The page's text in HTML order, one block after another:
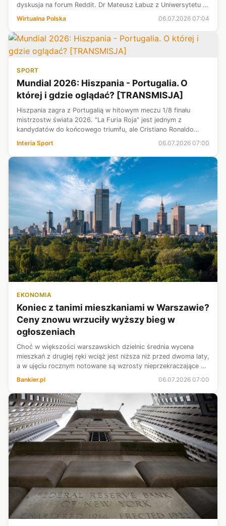
dyskusja na forum Reddit. Dr Mateusz Łabuz z Uniwersytetu w
Hamburgu ocenił, że modele językowe cytują wypowiedzi z
Wirtualna Polska 06.07.2026 07:04
SPORT
Mundial 2026: Hiszpania - Portugalia. O
której i gdzie oglądać? [TRANSMISJA]
Hiszpania zagra z Portugalią w hitowym meczu 1/8 finału
mistrzostw świata 2026. "La Furia Roja" jest jednym z
kandydatów do końcowego triumfu, ale Cristiano Ronaldo
wraz z kolegami spróbują pokrzyżować jej szyki. Spotkanie
zostanie rozegrane dzisiaj ...
Interia Sport 06.07.2026 07:00
EKONOMIA
Koniec z tanimi mieszkaniami w Warszawie?
Ceny znowu wrzuciły wyższy bieg w
ogłoszeniach
Choć w większości warszawskich dzielnic średnia wycena
mieszkań z drugiej ręki wciąż jest niższa niż przed dwoma laty,
a w ujęciu rocznym notowane są wzrosty nieprzekraczające 5
proc., to dane z ostatnich miesięcy dowodzą, że wzrost
oczekiwań sprzeda...
Bankier.pl 06.07.2026 07:00